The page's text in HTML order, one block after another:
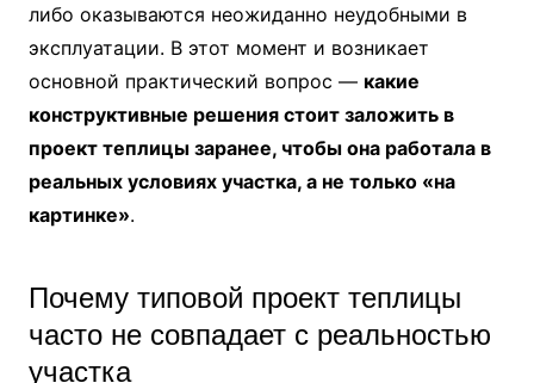
либо оказываются неожиданно неудобными в
эксплуатации. В этот момент и возникает
основной практический вопрос — какие
конструктивные решения стоит заложить в
проект теплицы заранее, чтобы она работала в
реальных условиях участка, а не только «на
картинке».
Почему типовой проект теплицы
часто не совпадает с реальностью
участка